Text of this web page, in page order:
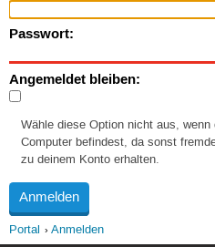
Passwort:
Angemeldet bleiben:
Wähle diese Option nicht aus,
Computer befindest, da sonst
zu deinem Konto erhalten.
Portal Anmelden